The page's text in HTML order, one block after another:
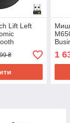
Lift Left
₴ 1